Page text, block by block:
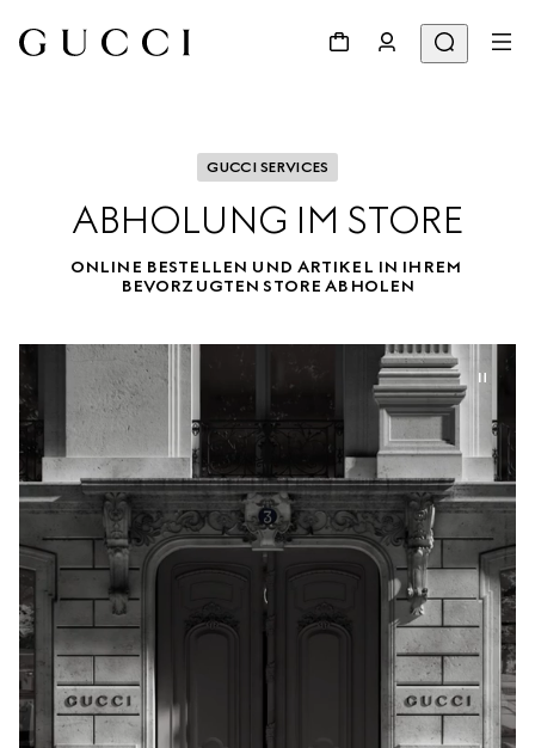
GUCCI SERVICES
ABHOLUNG IM STORE
ONLINE BESTELLEN UND ARTIKEL IN IHREM
BEVORZUGTEN STORE ABHOLEN